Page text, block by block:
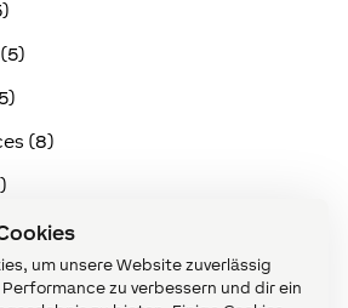
um unsere Website zuverlässig
zu verbessern und dir ein
(8)
(61)